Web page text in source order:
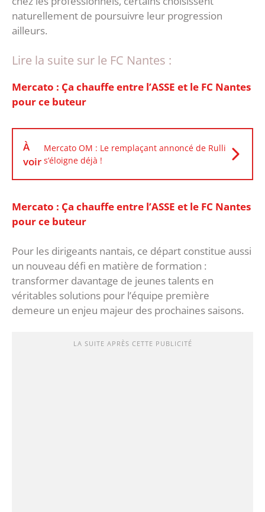
naturellement de poursuivre leur progression
ailleurs.
Lire la suite sur le FC Nantes :
Mercato : Ça chauffe entre l’ASSE et le FC Nantes
pour ce buteur
À
voir
Mercato OM : Le remplaçant annoncé de Rulli
s’éloigne déjà !
Mercato : Ça chauffe entre l’ASSE et le FC Nantes
pour ce buteur
Pour les dirigeants nantais, ce départ constitue aussi
un nouveau défi en matière de formation :
transformer davantage de jeunes talents en
véritables solutions pour l’équipe première
demeure un enjeu majeur des prochaines saisons.
LA SUITE APRÈS CETTE PUBLICITÉ